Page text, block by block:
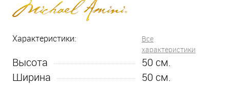
Характеристики:
Все
характеристики
Высота 50 см.
Ширина
50 см.